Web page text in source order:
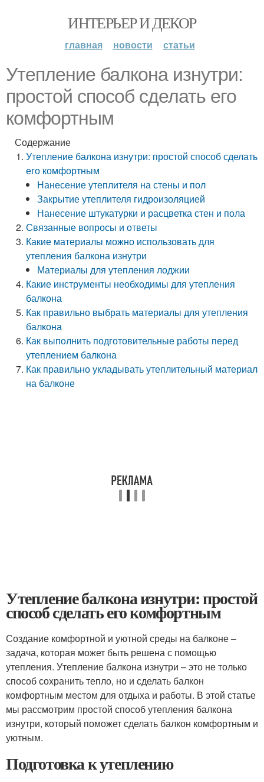
ИНТЕРЬЕР И ДЕКОР
главная новости статьи
Утепление балкона изнутри:
простой способ сделать его
комфортным
Содержание
Утепление балкона изнутри: простой способ сделать
его комфортным
Нанесение утеплителя на стены и пол
Закрытие утеплителя гидроизоляцией
Нанесение штукатурки и расцветка стен и пола
Связанные вопросы и ответы
Какие материалы можно использовать для
утепления балкона изнутри
Материалы для утепления лоджии
Какие инструменты необходимы для утепления
балкона
Как правильно выбрать материалы для утепления
балкона
Как выполнить подготовительные работы перед
утеплением балкона
Как правильно укладывать утеплительный материал
на балконе
Утепление балкона изнутри: простой
способ сделать его комфортным
Создание комфортной и уютной среды на балконе –
задача, которая может быть решена с помощью
утепления. Утепление балкона изнутри – это не только
способ сохранить тепло, но и сделать балкон
комфортным местом для отдыха и работы. В этой статье
мы рассмотрим простой способ утепления балкона
изнутри, который поможет сделать балкон комфортным и
уютным.
Подготовка к утеплению